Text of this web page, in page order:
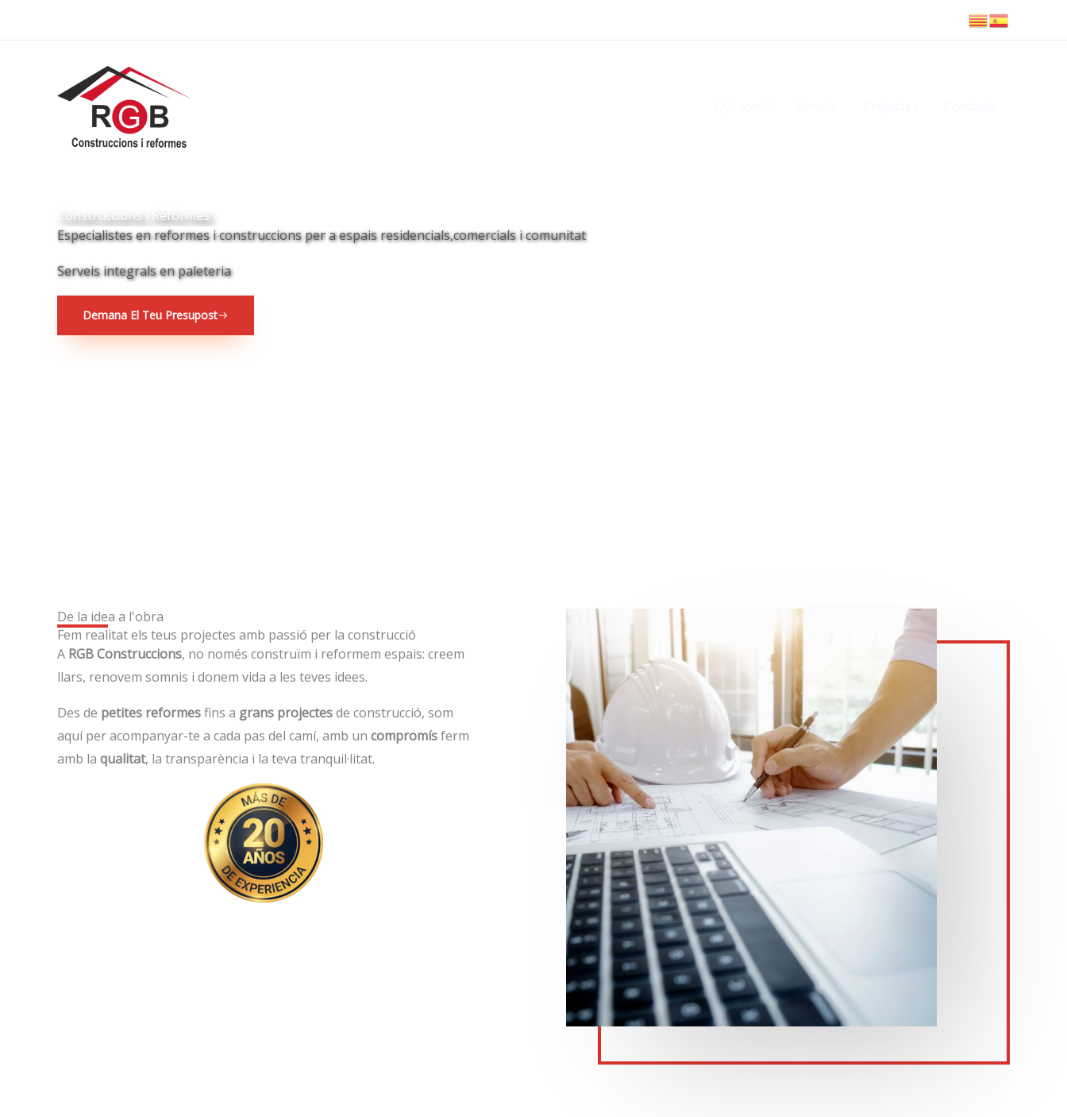
Construccions i Reformes
Especialistes en reformes i construccions per a espais residencials,comercials i comunitat
Serveis integrals en paleteria
Demana El Teu Presupost
De la idea a l'obra
Fem realitat els teus projectes amb passió per la construcció
A RGB Construccions, no només construïm i reformem espais: creem
llars, renovem somnis i donem vida a les teves idees.
Des de petites reformesfins a grans projectesde construcció, som
aquí per acompanyar-te a cada pas del camí, amb un compromísferm
amb la qualitat, la transparència i la teva tranquil·litat.